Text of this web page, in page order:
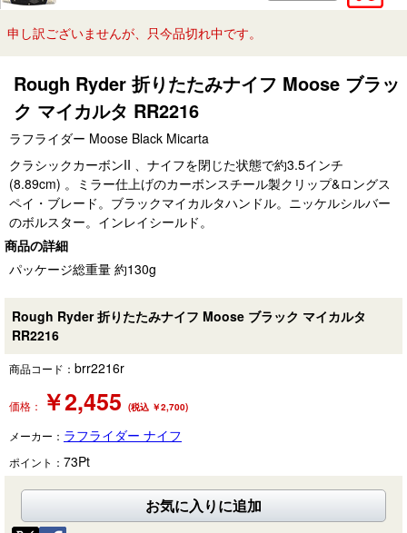
申し訳ございませんが、只今品切れ中です。
Rough Ryder 折りたたみナイフ Moose ブラッ
ク マイカルタ RR2216
ラフライダー Moose Black Micarta
クラシックカーボンII 、ナイフを閉じた状態で約3.5インチ
(8.89cm) 。ミラー仕上げのカーボンスチール製クリップ&ロングス
ペイ・ブレード。ブラックマイカルタハンドル。ニッケルシルバー
のボルスター。インレイシールド。
商品の詳細
パッケージ総重量 約130g
Rough Ryder 折りたたみナイフ Moose ブラック マイカルタ
RR2216
商品コード： brr2216r
価格： ￥2,455 (税込 ￥2,700)
メーカー： ラフライダー ナイフ
ポイント： 73Pt
お気に入りに追加